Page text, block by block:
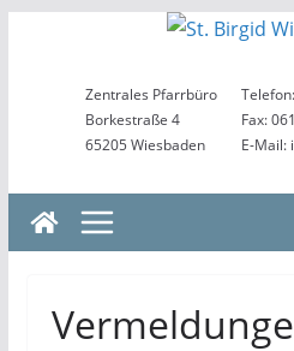
springenZentrales Pfarrbüro
Borkestraße 4
65205 Wiesbaden
Fax:
E-Mail: